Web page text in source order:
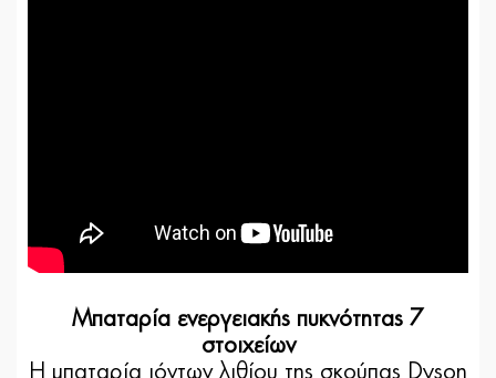
Μπαταρία ενεργειακής πυκνότητας 7
στοιχείων
Η μπαταρία ιόντων λιθίου της σκούπας Dyson